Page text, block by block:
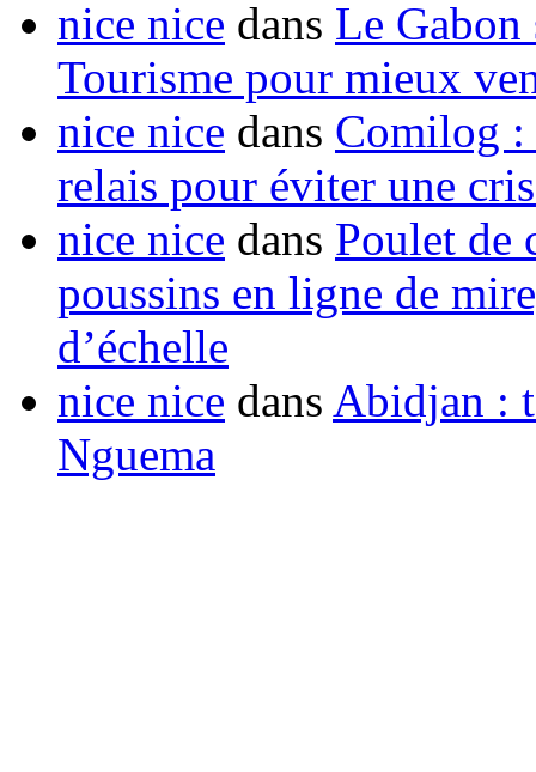
nice nice dans Le Gabon
Tourisme pour mieux
nice nice dans Comilog :
relais pour éviter une
nice nice dans Poulet de
poussins en ligne de
d’échelle
nice nice dans Abidjan :
Nguema